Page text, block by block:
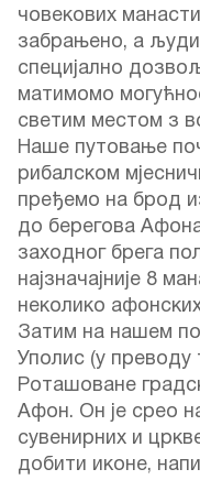
човекових
забрањено, а
специјално
матимомо
светим местом з
Наше путовање
рибалском
пређемо на брод
до берегова
заходног брега
најзначајније 8
неколико
Затим на нашем
Уполис (у преводу
Роташоване
Афон. Он је срео
сувенирних и
добити иконе,